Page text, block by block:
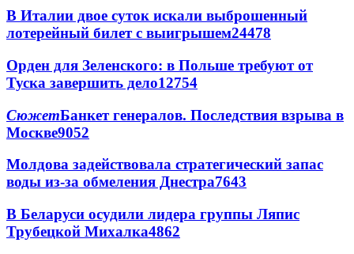
В Италии двое суток искали выброшенный
лотерейный билет с выигрышем24478
Орден для Зеленского: в Польше требуют от
Туска завершить дело12754
СюжетБанкет генералов. Последствия взрыва в
Москве9052
Молдова задействовала стратегический запас
воды из-за обмеления Днестра7643
В Беларуси осудили лидера группы Ляпис
Трубецкой Михалка4862